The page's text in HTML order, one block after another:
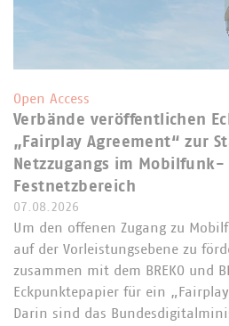
Open Access
Verbände veröffentlichen
„Fairplay Agreement“ zur
Netzzugangs im Mobilfunk-
Festnetzbereich
07.08.2026
Um den offenen Zugang zu
auf der Vorleistungsebene zu
zusammen mit dem BREKO und
Eckpunktepapier für ein
Darin sind das